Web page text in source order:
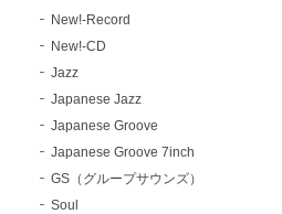
New!-Record
New!-CD
Jazz
Japanese Jazz
Japanese Groove
Japanese Groove 7inch
GS（グループサウンズ）
Soul